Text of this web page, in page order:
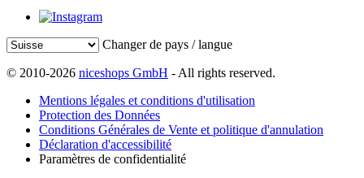
Changer de pays / langue
© 2010-2026 niceshops GmbH - All rights reserved.
Mentions légales et conditions d'utilisation
Protection des Données
Conditions Générales de Vente et politique d'annulation
Déclaration d'accessibilité
Paramètres de confidentialité